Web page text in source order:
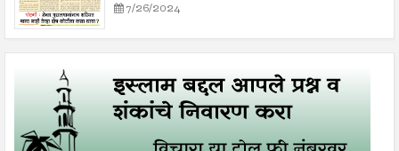
7/26/2024